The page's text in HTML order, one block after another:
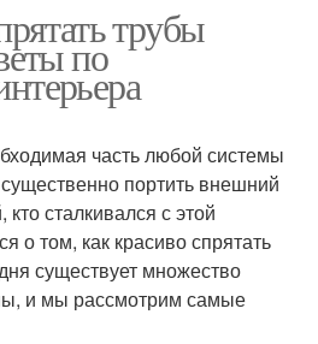
трубы
по
часть любой системы
портить внешний
сталкивался с этой
о том, как красиво спрятать
существует множество
и мы рассмотрим самые